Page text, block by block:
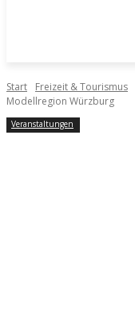
Start Freizeit & Tourismus
Modellregion Würzburg
Veranstaltungen